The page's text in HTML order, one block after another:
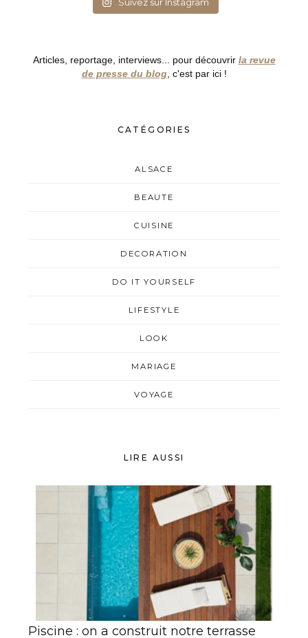
Suivez sur Instagram
Articles, reportage, interviews... pour découvrir la revue
de presse du blog, c'est par ici !
CATÉGORIES
ALSACE
BEAUTE
CUISINE
DECORATION
DO IT YOURSELF
LIFESTYLE
LOOK
MARIAGE
VOYAGE
LIRE AUSSI
Piscine : on a construit notre terrasse